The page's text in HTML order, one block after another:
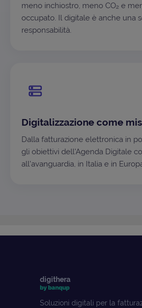
meno inchiostro, meno CO₂ e
occupato. Il digitale è anche una
responsabilità.
Digitalizzazione come
Dalla fatturazione elettronica in
gli obiettivi dell'Agenda Digitale
all'avanguardia, in Italia e in
digithera
by banqup
Soluzioni digitali per la